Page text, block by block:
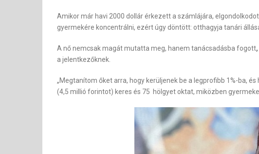
Amikor már havi 2000 dollár érkezett a számlájára,
gyermekére koncentrálni, ezért úgy döntött: otthagyja tanári
A nő nemcsak magát mutatta meg, hanem tanácsadásba fogott,
a jelentkezőknek.
„Megtanítom őket arra, hogy kerüljenek be a legprofibb 1%-ba,
(4,5 millió forintot) keres és 75 hölgyet oktat, miközben